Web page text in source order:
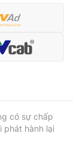
có sự chấp
phát hành lại